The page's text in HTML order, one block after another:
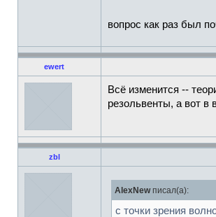
вопрос как раз был
ewert
Всё изменится --
резольвенты, а вот в
zbl
AlexNewписал(а):
с точки зрения